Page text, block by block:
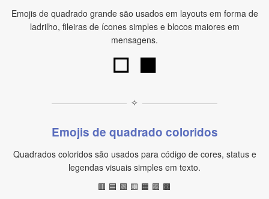
Emojis de quadrado grande são usados em layouts em forma de
ladrilho, fileiras de ícones simples e blocos maiores em
mensagens.
⬜
✧
Emojis de quadrado coloridos
Quadrados coloridos são usados para código de cores, status e
legendas visuais simples em texto.
🟥 🟦 🟩 🟨 🟧 🟪 🟫